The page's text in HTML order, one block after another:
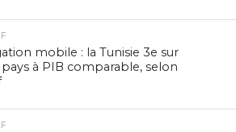
mobile : la Tunisie 3e sur
à PIB comparable, selon